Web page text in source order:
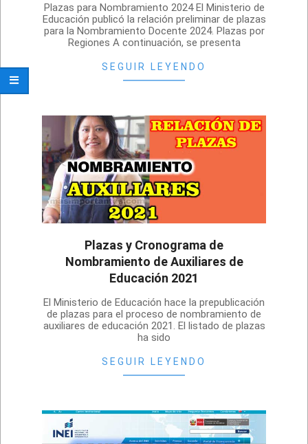
12-
19
Plazas para Nombramiento 2024 El Ministerio de
Educación publicó la relación preliminar de plazas
para la Nombramiento Docente 2024. Plazas por
Regiones A continuación, se presenta
SEGUIR LEYENDO
Plazas y Cronograma de
Nombramiento de Auxiliares de
Educación 2021
08-
24
El Ministerio de Educación hace la prepublicación
de plazas para el proceso de nombramiento de
auxiliares de educación 2021. El listado de plazas
ha sido
SEGUIR LEYENDO